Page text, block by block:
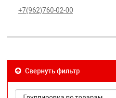
+7(962)760-02-00
Свернуть фильтр